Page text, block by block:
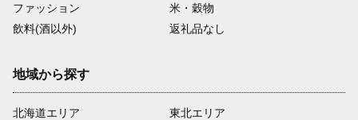
ファッション
米・穀物
飲料(酒以外)
返礼品なし
地域から探す
北海道エリア
東北エリア